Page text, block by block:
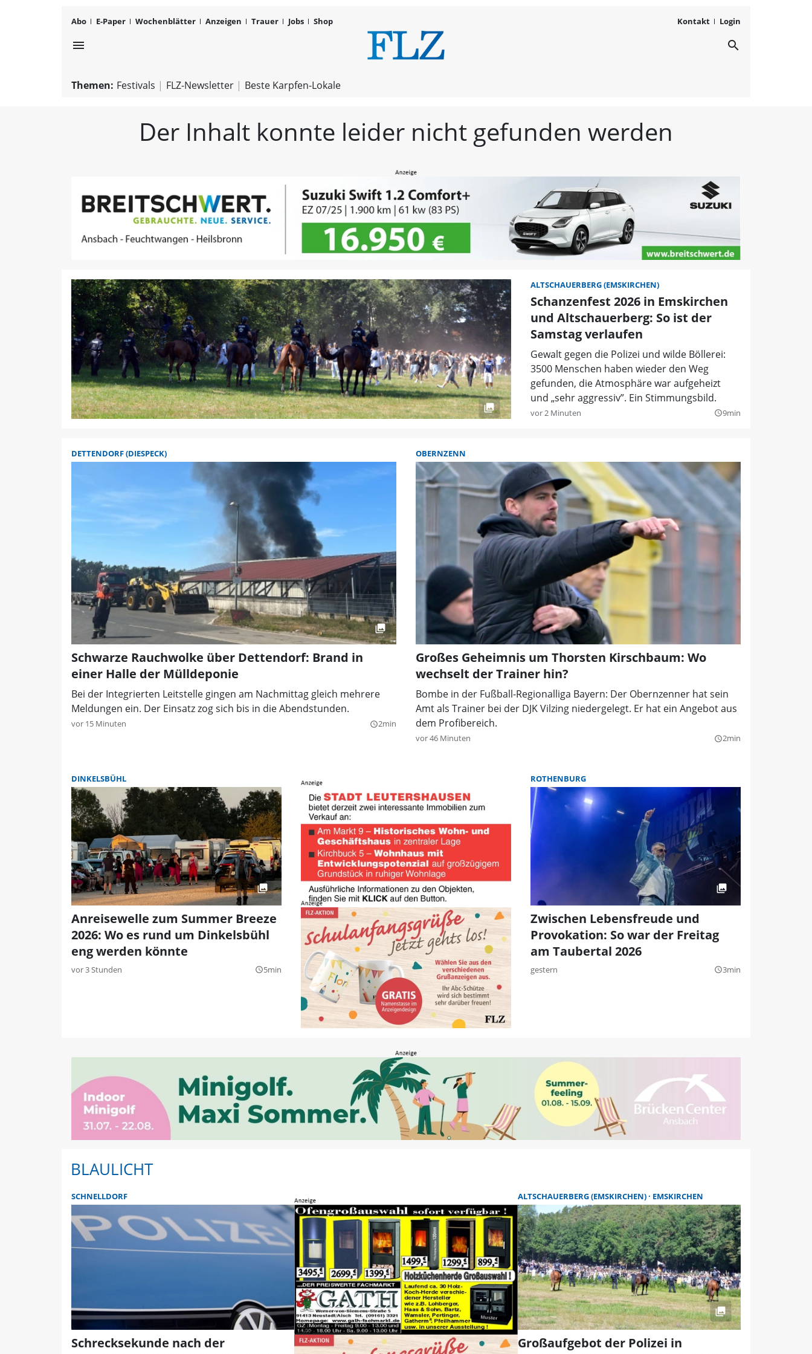
Abo E-Paper Wochenblätter Anzeigen Trauer Jobs Shop Kontakt Login
menu FLZ – Nachrichten aus search
Themen: Festivals FLZ-Newsletter Beste Karpfen-Lokale
Der Inhalt konnte leider nicht gefunden werden
ALTSCHAUERBERG (EMSKIRCHEN)
Schanzenfest 2026 in Emskirchen
und Altschauerberg: So ist der
Samstag verlaufen
Gewalt gegen die Polizei und wilde Böllerei:
3500 Menschen haben wieder den Weg
gefunden, die Atmosphäre war aufgeheizt
und „sehr aggressiv”. Ein Stimmungsbild.
vor 2 Minuten query_builder9min
DETTENDORF (DIESPECK)
Schwarze Rauchwolke über Dettendorf: Brand in
einer Halle der Mülldeponie
Bei der Integrierten Leitstelle gingen am Nachmittag gleich mehrere
Meldungen ein. Der Einsatz zog sich bis in die Abendstunden.
vor 15 Minuten query_builder2min
OBERNZENN
Großes Geheimnis um Thorsten Kirschbaum: Wo
wechselt der Trainer hin?
Bombe in der Fußball-Regionalliga Bayern: Der Obernzenner hat sein
Amt als Trainer bei der DJK Vilzing niedergelegt. Er hat ein Angebot aus
dem Profibereich.
vor 46 Minuten query_builder2min
DINKELSBÜHL
Anreisewelle zum Summer Breeze
2026: Wo es rund um Dinkelsbühl
eng werden könnte
vor 3 Stunden query_builder5min
ROTHENBURG
Zwischen Lebensfreude und
Provokation: So war der Freitag
am Taubertal 2026
gestern query_builder3min
BLAULICHT
SCHNELLDORF
Schrecksekunde nach der
ALTSCHAUERBERG (EMSKIRCHEN) EMSKIRCHEN
Großaufgebot der Polizei in